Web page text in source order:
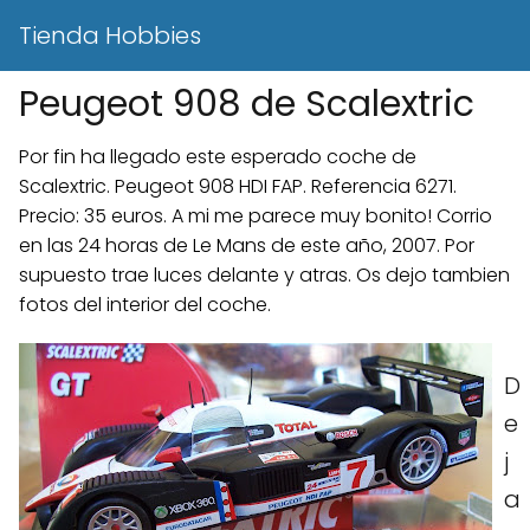
Tienda Hobbies
Peugeot 908 de Scalextric
Por fin ha llegado este esperado coche de
Scalextric. Peugeot 908 HDI FAP. Referencia 6271.
Precio: 35 euros. A mi me parece muy bonito! Corrio
en las 24 horas de Le Mans de este año, 2007. Por
supuesto trae luces delante y atras. Os dejo tambien
fotos del interior del coche.
D
e
j
a